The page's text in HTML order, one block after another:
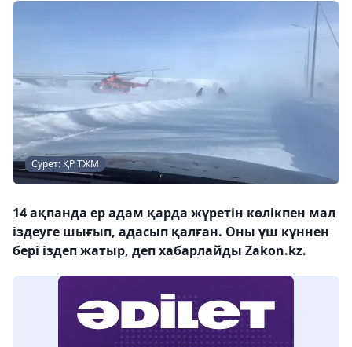
Сурет: ҚР ТЖМ
14 ақпанда ер адам қарда жүретін көлікпен мал
іздеуге шығып, адасып қалған. Оны үш күннен
бері іздеп жатыр, деп хабарлайды Zakon.kz.